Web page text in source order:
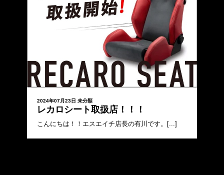
2024年07月23日 未分類
レカロシート取扱店！！！
こんにちは！！エスエイチ店長の有川です。[...]